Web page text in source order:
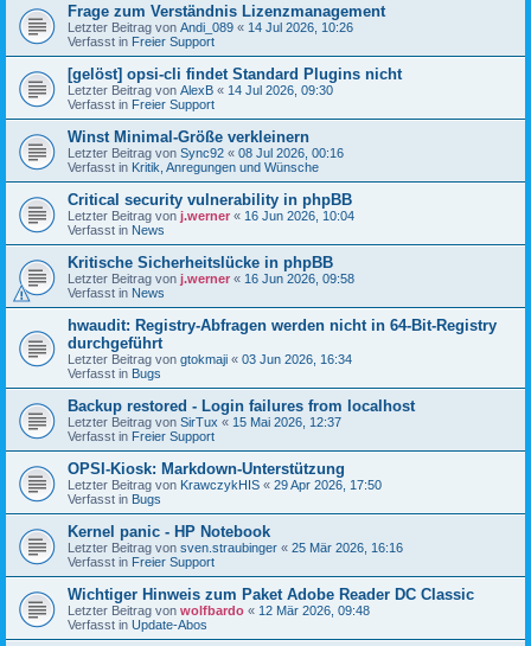
Frage zum Verständnis Lizenzmanagement
Letzter Beitrag von Andi_089 « 14 Jul 2026, 10:26
Verfasst in Freier Support
[gelöst] opsi-cli findet Standard Plugins nicht
Letzter Beitrag von AlexB « 14 Jul 2026, 09:30
Verfasst in Freier Support
Winst Minimal-Größe verkleinern
Letzter Beitrag von Sync92 « 08 Jul 2026, 00:16
Verfasst in Kritik, Anregungen und Wünsche
Critical security vulnerability in phpBB
Letzter Beitrag von j.werner « 16 Jun 2026, 10:04
Verfasst in News
Kritische Sicherheitslücke in phpBB
Letzter Beitrag von j.werner « 16 Jun 2026, 09:58
Verfasst in News
hwaudit: Registry-Abfragen werden nicht in 64-Bit-Registry
durchgeführt
Letzter Beitrag von gtokmaji « 03 Jun 2026, 16:34
Verfasst in Bugs
Backup restored - Login failures from localhost
Letzter Beitrag von SirTux « 15 Mai 2026, 12:37
Verfasst in Freier Support
OPSI-Kiosk: Markdown-Unterstützung
Letzter Beitrag von KrawczykHIS « 29 Apr 2026, 17:50
Verfasst in Bugs
Kernel panic - HP Notebook
Letzter Beitrag von sven.straubinger « 25 Mär 2026, 16:16
Verfasst in Freier Support
Wichtiger Hinweis zum Paket Adobe Reader DC Classic
Letzter Beitrag von wolfbardo « 12 Mär 2026, 09:48
Verfasst in Update-Abos